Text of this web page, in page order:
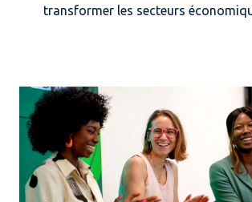
transformer les secteurs